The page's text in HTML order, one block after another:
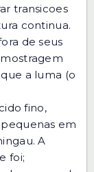
transicoes
continua.
de seus
a luma (o
fino,
em
A
foi;